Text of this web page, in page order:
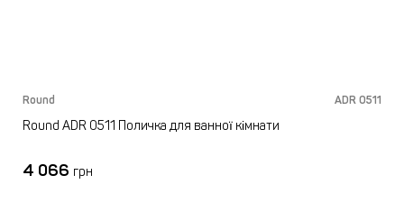
Round ADR 0511
Round ADR 0511 Поличка для ванної кімнати
4 066 грн